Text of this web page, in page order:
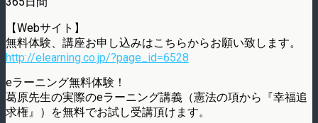
【Webサイト】
無料体験、講座お申し込みはこちらからお願い致します。
http://elearning.co.jp/?page_id=6528
eラーニング無料体験！
葛原先生の実際のeラーニング講義（憲法の項から『幸福追
求権』）を無料でお試し受講頂けます。